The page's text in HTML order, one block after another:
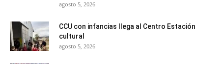
agosto 5, 2026
CCU con infancias llega al Centro Estación
cultural
agosto 5, 2026